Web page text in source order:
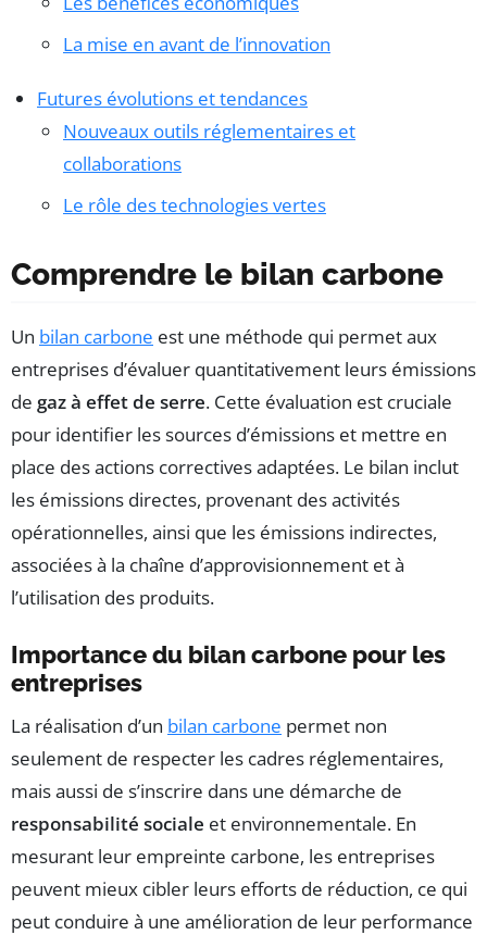
La mise en avant de l’innovation
Futures évolutions et tendances
Nouveaux outils réglementaires et
collaborations
Le rôle des technologies vertes
Comprendre le bilan carbone
Un bilan carbone est une méthode qui permet aux
entreprises d’évaluer quantitativement leurs émissions
de gaz à effet de serre. Cette évaluation est cruciale
pour identifier les sources d’émissions et mettre en
place des actions correctives adaptées. Le bilan inclut
les émissions directes, provenant des activités
opérationnelles, ainsi que les émissions indirectes,
associées à la chaîne d’approvisionnement et à
l’utilisation des produits.
Importance du bilan carbone pour les
entreprises
La réalisation d’un bilan carbone permet non
seulement de respecter les cadres réglementaires,
mais aussi de s’inscrire dans une démarche de
responsabilité sociale et environnementale. En
mesurant leur empreinte carbone, les entreprises
peuvent mieux cibler leurs efforts de réduction, ce qui
peut conduire à une amélioration de leur performance